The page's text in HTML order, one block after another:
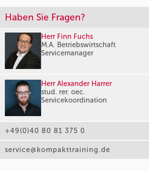
Haben Sie Fragen?
Herr Finn Fuchs
M.A. Betriebswirtschaft
Servicemanager
Herr Alexander Harrer
stud. rer. oec.
Servicekoordination
+49(0)40 80 81 375 0
service@kompakttraining.de